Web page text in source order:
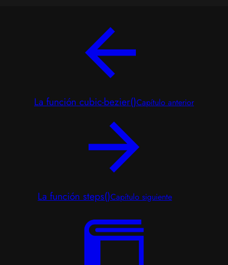
La función cubic-bezier()Capítulo anterior
La función steps()Capítulo siguiente